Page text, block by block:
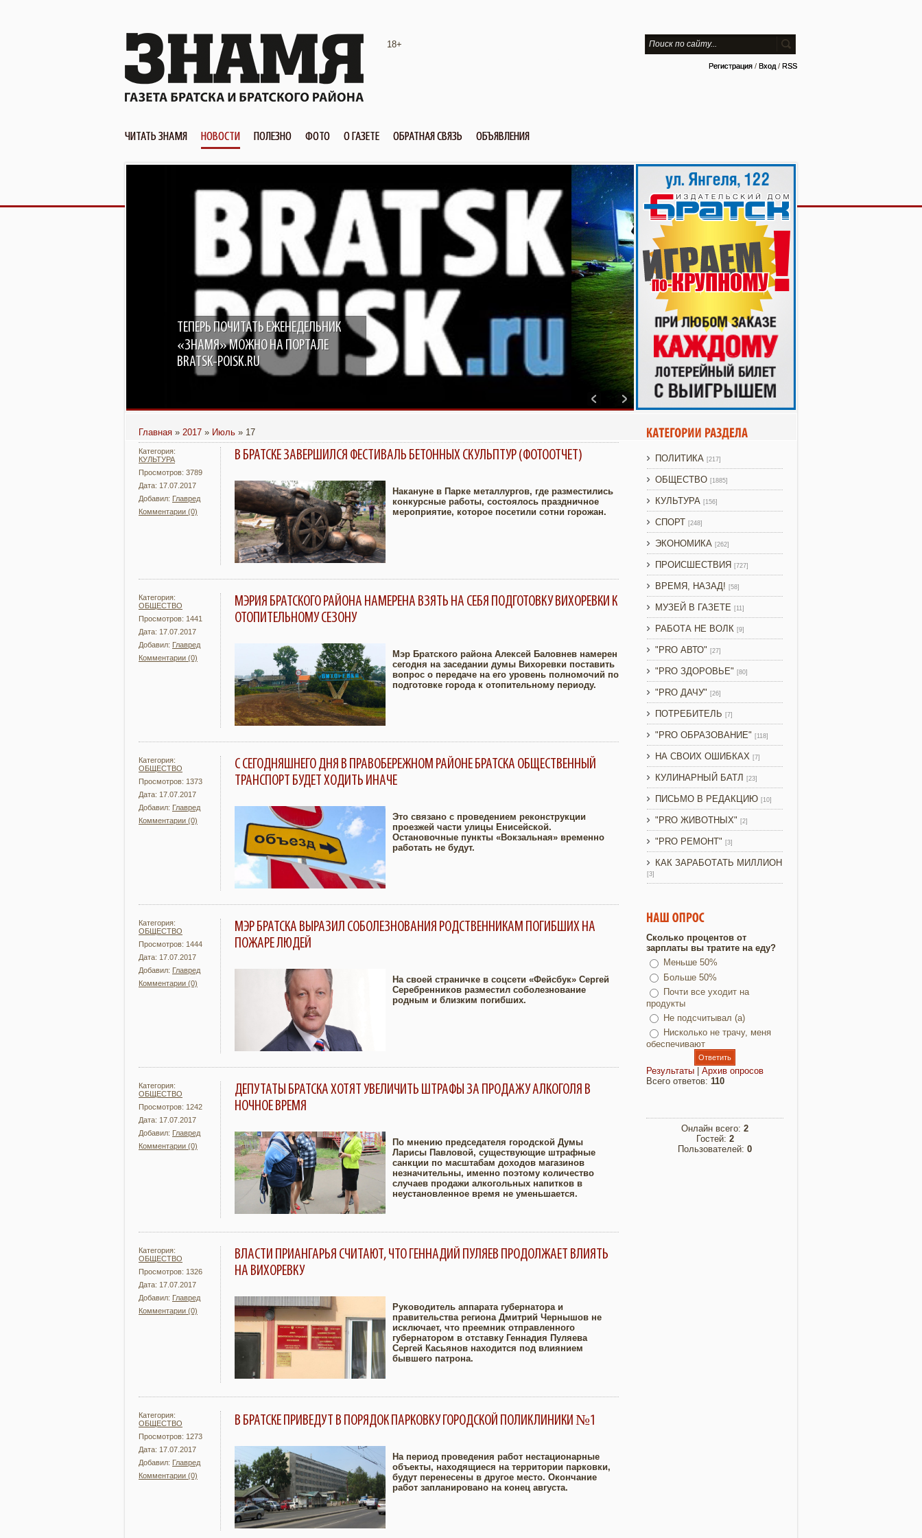
18+
Регистрация / Вход / RSS
ЧИТАТЬ ЗНАМЯ НОВОСТИ ПОЛЕЗНО ФОТО О ГАЗЕТЕ ОБРАТНАЯ СВЯЗЬ ОБЪЯВЛЕНИЯ
ТЕПЕРЬ ПОЧИТАТЬ ЕЖЕНЕДЕЛЬНИК
«ЗНАМЯ» МОЖНО НА ПОРТАЛЕ
BRATSK-POISK.RU
В БРАТСКЕ ПОЯВИТСЯ КИНОТЕАТР
ПОД ОТКРЫТЫМ НЕБОМ ОТ TELE2
Главная » 2017 » Июль » 17
Категория:
КУЛЬТУРА
Просмотров: 3789
Дата: 17.07.2017
Добавил: Главред
Комментарии (0)
В БРАТСКЕ ЗАВЕРШИЛСЯ ФЕСТИВАЛЬ БЕТОННЫХ СКУЛЬПТУР (ФОТООТЧЕТ)
Подробнее Увеличить
Накануне в Парке металлургов, где разместились
конкурсные работы, состоялось праздничное
мероприятие, которое посетили сотни горожан.
Категория:
ОБЩЕСТВО
Просмотров: 1441
Дата: 17.07.2017
Добавил: Главред
Комментарии (0)
МЭРИЯ БРАТСКОГО РАЙОНА НАМЕРЕНА ВЗЯТЬ НА СЕБЯ ПОДГОТОВКУ ВИХОРЕВКИ К
ОТОПИТЕЛЬНОМУ СЕЗОНУ
Подробнее Увеличить
Мэр Братского района Алексей Баловнев намерен
сегодня на заседании думы Вихоревки поставить
вопрос о передаче на его уровень полномочий по
подготовке города к отопительному периоду.
Категория:
ОБЩЕСТВО
Просмотров: 1373
Дата: 17.07.2017
Добавил: Главред
Комментарии (0)
С СЕГОДНЯШНЕГО ДНЯ В ПРАВОБЕРЕЖНОМ РАЙОНЕ БРАТСКА ОБЩЕСТВЕННЫЙ
ТРАНСПОРТ БУДЕТ ХОДИТЬ ИНАЧЕ
Подробнее Увеличить
Это связано с проведением реконструкции
проезжей части улицы Енисейской.
Остановочные пункты «Вокзальная» временно
работать не будут.
Категория:
ОБЩЕСТВО
Просмотров: 1444
Дата: 17.07.2017
Добавил: Главред
Комментарии (0)
МЭР БРАТСКА ВЫРАЗИЛ СОБОЛЕЗНОВАНИЯ РОДСТВЕННИКАМ ПОГИБШИХ НА
ПОЖАРЕ ЛЮДЕЙ
Увеличить
На своей страничке в соцсети «Фейсбук» Сергей
Серебренников разместил соболезнование
родным и близким погибших.
Категория:
ОБЩЕСТВО
Просмотров: 1242
Дата: 17.07.2017
Добавил: Главред
Комментарии (0)
ДЕПУТАТЫ БРАТСКА ХОТЯТ УВЕЛИЧИТЬ ШТРАФЫ ЗА ПРОДАЖУ АЛКОГОЛЯ В
НОЧНОЕ ВРЕМЯ
Подробнее Увеличить
По мнению председателя городской Думы
Ларисы Павловой, существующие штрафные
санкции по масштабам доходов магазинов
незначительны, именно поэтому количество
случаев продажи алкогольных напитков в
неустановленное время не уменьшается.
Категория:
ОБЩЕСТВО
Просмотров: 1326
Дата: 17.07.2017
Добавил: Главред
Комментарии (0)
ВЛАСТИ ПРИАНГАРЬЯ СЧИТАЮТ, ЧТО ГЕННАДИЙ ПУЛЯЕВ ПРОДОЛЖАЕТ ВЛИЯТЬ
НА ВИХОРЕВКУ
Подробнее Увеличить
Руководитель аппарата губернатора и
правительства региона Дмитрий Чернышов не
исключает, что преемник отправленного
губернатором в отставку Геннадия Пуляева
Сергей Касьянов находится под влиянием
бывшего патрона.
Категория:
ОБЩЕСТВО
Просмотров: 1273
Дата: 17.07.2017
Добавил: Главред
Комментарии (0)
В БРАТСКЕ ПРИВЕДУТ В ПОРЯДОК ПАРКОВКУ ГОРОДСКОЙ ПОЛИКЛИНИКИ №1
Подробнее Увеличить
На период проведения работ нестационарные
объекты, находящиеся на территории парковки,
будут перенесены в другое место. Окончание
работ запланировано на конец августа.
ПОЛИТИКА [217]
ОБЩЕСТВО [1885]
КУЛЬТУРА [156]
СПОРТ [248]
ЭКОНОМИКА [262]
ПРОИСШЕСТВИЯ [727]
ВРЕМЯ, НАЗАД! [58]
МУЗЕЙ В ГАЗЕТЕ [11]
РАБОТА НЕ ВОЛК [9]
"PRO АВТО" [27]
"PRO ЗДОРОВЬЕ" [80]
"PRO ДАЧУ" [26]
ПОТРЕБИТЕЛЬ [7]
"PRO ОБРАЗОВАНИЕ" [118]
НА СВОИХ ОШИБКАХ [7]
КУЛИНАРНЫЙ БАТЛ [23]
ПИСЬМО В РЕДАКЦИЮ [10]
"PRO ЖИВОТНЫХ" [2]
"PRO РЕМОНТ" [3]
КАК ЗАРАБОТАТЬ МИЛЛИОН
[3]
Сколько процентов от
зарплаты вы тратите на еду?
Меньше 50%
Больше 50%
Почти все уходит на
продукты
Не подсчитывал (а)
Нисколько не трачу, меня
обеспечивают
Результаты
Архив опросов
Всего ответов: 110
Онлайн всего: 2
Гостей: 2
Пользователей: 0